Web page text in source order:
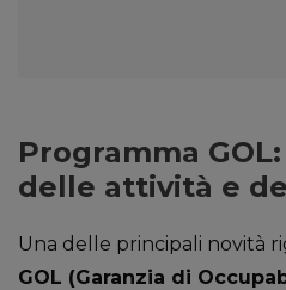
Programma
delle attività e
Una delle principali novità
GOL (Garanzia di